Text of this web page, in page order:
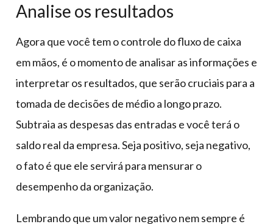
Analise os resultados
Agora que você tem o controle do fluxo de caixa
em mãos, é o momento de analisar as informações e
interpretar os resultados, que serão cruciais para a
tomada de decisões de médio a longo prazo.
Subtraia as despesas das entradas e você terá o
saldo real da empresa. Seja positivo, seja negativo,
o fato é que ele servirá para mensurar o
desempenho da organização.
Lembrando que um valor negativo nem sempre é